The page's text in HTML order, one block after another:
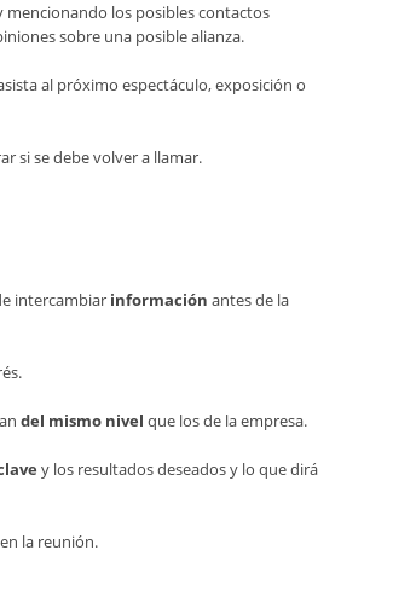
los posibles contactos
sobre una posible alianza.
al próximo espectáculo, exposición o
si se debe volver a llamar.
intercambiar información antes de la
del mismo nivel que los de la empresa.
y los resultados deseados y lo que dirá
la reunión.